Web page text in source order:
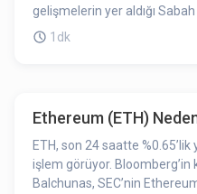
gelişmelerin yer aldığı
1dk
Ethereum (ETH)
ETH, son 24 saatte
işlem görüyor. Bloomberg’in
Balchunas, SEC’nin